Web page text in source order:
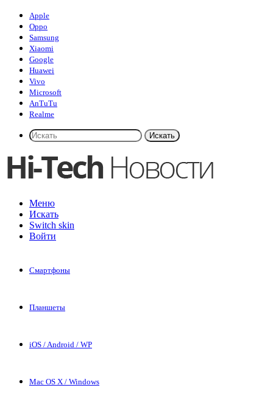
Apple
Oppo
Samsung
Xiaomi
Google
Huawei
Vivo
Microsoft
AnTuTu
Realme
Искать
Меню
Искать
Switch skin
Войти
Смартфоны
Планшеты
iOS / Android / WP
Mac OS X / Windows